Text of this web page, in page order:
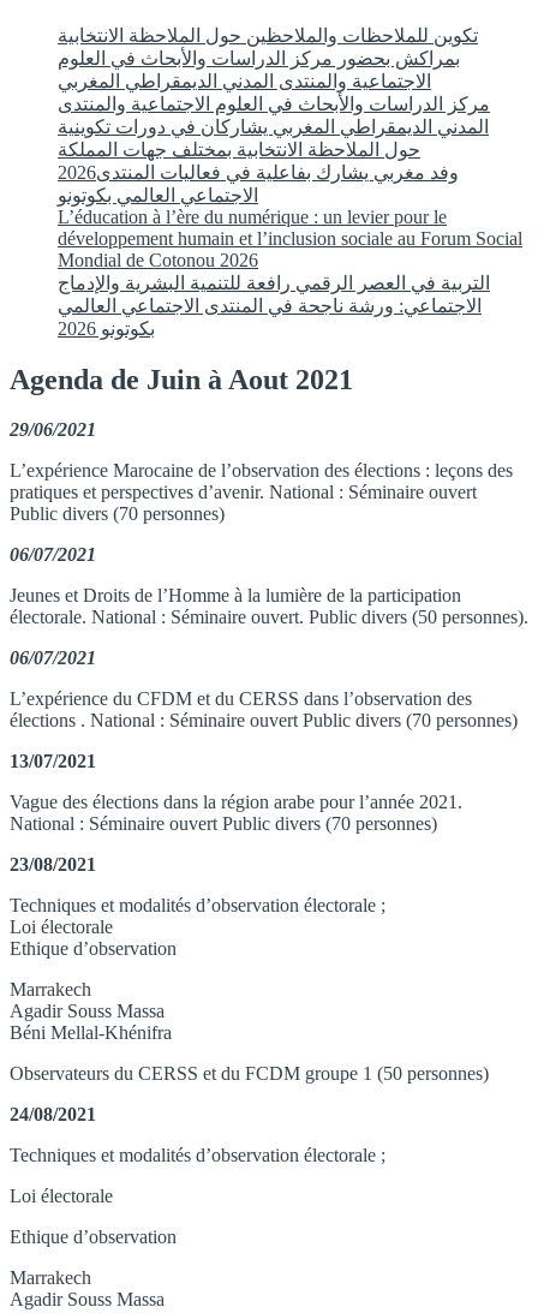
تكوين للملاحظات والملاحظين حول الملاحظة الانتخابية
بمراكش بحضور مركز الدراسات والأبحاث في العلوم
الاجتماعية والمنتدى المدني الديمقراطي المغربي
مركز الدراسات والأبحاث في العلوم الاجتماعية والمنتدى
المدني الديمقراطي المغربي يشاركان في دورات تكوينية
حول الملاحظة الانتخابية بمختلف جهات المملكة
2026وفد مغربي يشارك بفاعلية في فعاليات المنتدى
الاجتماعي العالمي بكوتونو
L’éducation à l’ère du numérique : un levier pour le
développement humain et l’inclusion sociale au Forum Social
Mondial de Cotonou 2026
التربية في العصر الرقمي رافعة للتنمية البشرية والإدماج
الاجتماعي: ورشة ناجحة في المنتدى الاجتماعي العالمي
بكوتونو 2026
Agenda de Juin à Aout 2021
29/06/2021
L’expérience Marocaine de l’observation des élections : leçons des
pratiques et perspectives d’avenir. National : Séminaire ouvert
Public divers (70 personnes)
06/07/2021
Jeunes et Droits de l’Homme à la lumière de la participation
électorale. National : Séminaire ouvert. Public divers (50 personnes).
06/07/2021
L’expérience du CFDM et du CERSS dans l’observation des
élections . National : Séminaire ouvert Public divers (70 personnes)
13/07/2021
Vague des élections dans la région arabe pour l’année 2021.
National : Séminaire ouvert Public divers (70 personnes)
23/08/2021
Techniques et modalités d’observation électorale ;
Loi électorale
Ethique d’observation
Marrakech
Agadir Souss Massa
Béni Mellal-Khénifra
Observateurs du CERSS et du FCDM groupe 1 (50 personnes)
24/08/2021
Techniques et modalités d’observation électorale ;
Loi électorale
Ethique d’observation
Marrakech
Agadir Souss Massa